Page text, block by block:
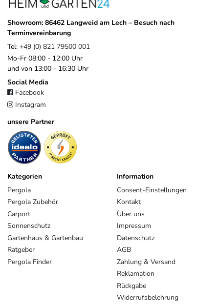
Showroom: 86462 Langweid am Lech – Besuch nach
Terminvereinbarung
Tel: +49 (0) 821 79500 001
Mo-Fr 08:00 - 12:00 Uhr
und von 13:00 - 16:30 Uhr
Social Media
Facebook
Instagram
unsere Partner
Kategorien
Pergola
Pergola Zubehör
Carport
Sonnenschutz
Gartenhaus & Gartenbau
Ratgeber
Pergola Finder
Information
Consent-Einstellungen
Kontakt
Über uns
Impressum
Datenschutz
AGB
Zahlung & Versand
Reklamation
Rückgabe
Widerrufsbelehrung